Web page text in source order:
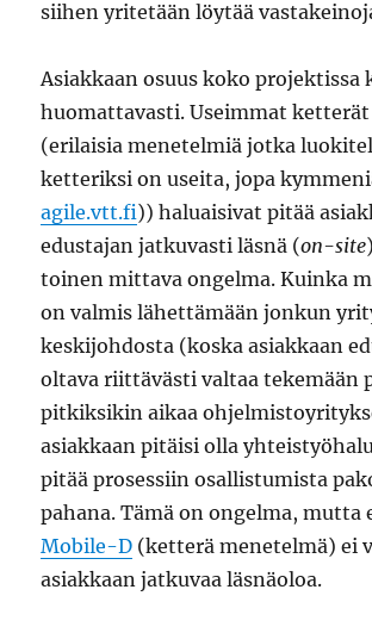
siihen yritetään löytää
Asiakkaan osuus koko projektissa
huomattavasti. Useimmat
(erilaisia menetelmiä jotka
ketteriksi on useita, jopa
agile.vtt.fi)) haluaisivat pitää
edustajan jatkuvasti läsnä (on-site
toinen mittava ongelma. Kuinka
on valmis lähettämään jonkun
keskijohdosta (koska asiakkaan
oltava riittävästi valtaa tekemään
pitkiksikin aikaa
asiakkaan pitäisi olla
pitää prosessiin osallistumista
pahana. Tämä on ongelma, mutta
Mobile-D (ketterä menetelmä) ei
asiakkaan jatkuvaa läsnäoloa.